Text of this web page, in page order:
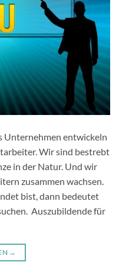
Unternehmen entwickeln
Wir sind bestrebt
in der Natur. Und wir
zusammen wachsen.
bist, dann bedeutet
Auszubildende für
→